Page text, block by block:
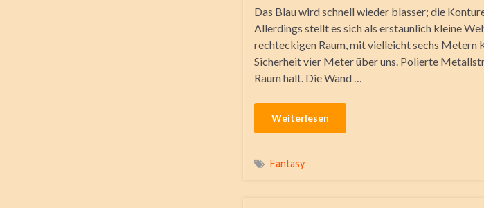
Das Blau wird schnell wieder blasser; die
Allerdings stellt es sich als erstaunlich kleine
rechteckigen Raum, mit vielleicht sechs Metern
Sicherheit vier Meter über uns. Polierte
Raum halt. Die Wand …
Weiterlesen
Fantasy